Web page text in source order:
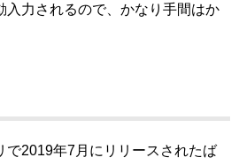
入力されるので、かなり手間はか
で2019年7月にリリースされたば